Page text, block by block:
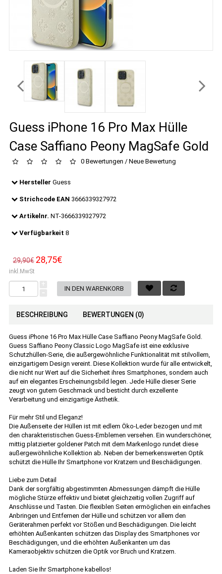
Guess iPhone 16 Pro Max Hülle
Case Saffiano Peony MagSafe Gold
0 Bewertungen / Neue Bewertung
Hersteller Guess
Strichcode EAN 3666339327972
Artikelnr. NT-3666339327972
Verfügbarkeit 8
29,90€ 28,75€
inkl.MwSt
BESCHREIBUNG BEWERTUNGEN (0)
Guess iPhone 16 Pro Max Hülle Case Saffiano Peony MagSafe Gold.
Guess Saffiano Peony Classic Logo MagSafe ist eine exklusive
Schutzhüllen-Serie, die außergewöhnliche Funktionalität mit stilvollem,
einzigartigem Design vereint. Diese Kollektion wurde für alle entwickelt,
die nicht nur Wert auf die Sicherheit ihres Smartphones, sondern auch
auf ein elegantes Erscheinungsbild legen. Jede Hülle dieser Serie
zeugt von gutem Geschmack und besticht durch exzellente
Verarbeitung und einzigartige Ästhetik.
Für mehr Stil und Eleganz!
Die Außenseite der Hüllen ist mit edlem Öko-Leder bezogen und mit
den charakteristischen Guess-Emblemen versehen. Ein wunderschöner,
mittig platzierter goldener Patch mit dem Markenlogo rundet diese
außergewöhnliche Kollektion ab. Neben der bemerkenswerten Optik
schützt die Hülle Ihr Smartphone vor Kratzern und Beschädigungen.
Liebe zum Detail
Dank der sorgfältig abgestimmten Abmessungen dämpft die Hülle
mögliche Stürze effektiv und bietet gleichzeitig vollen Zugriff auf
Anschlüsse und Tasten. Die flexiblen Seiten ermöglichen ein einfaches
Anbringen und Entfernen der Hülle und schützen vor allem den
Geräterahmen perfekt vor Stößen und Beschädigungen. Die leicht
erhöhten Außenkanten schützen das Display des Smartphones vor
Beschädigungen, und die erhöhten Außenkanten um das
Kameraobjektiv schützen die Optik vor Bruch und Kratzern.
Laden Sie Ihr Smartphone kabellos!